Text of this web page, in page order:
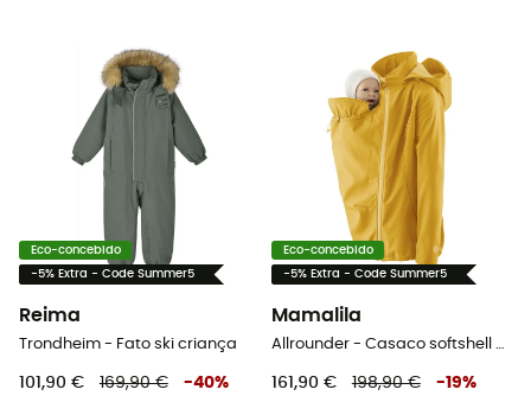
Eco-concebido
-5% Extra - Code Summer5
Reima
Trondheim - Fato ski criança
101,90 € 169,90 € -40%
Eco-concebido
-5% Extra - Code Summer5
Mamalila
Allrounder - Casaco softshell mulher
161,90 € 198,90 € -19%